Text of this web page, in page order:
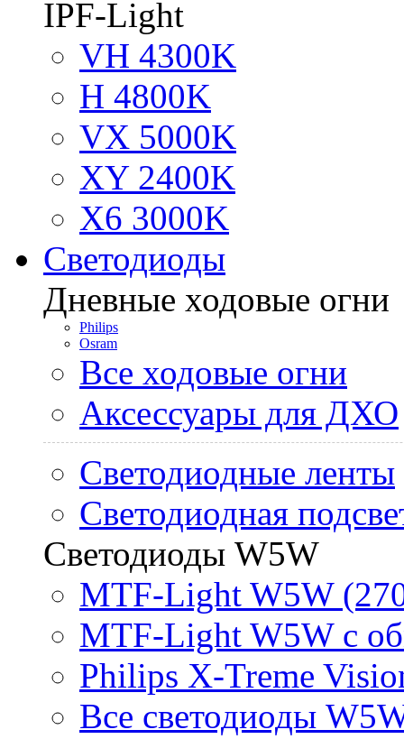
IPF-Light
VH 4300K
H 4800K
VX 5000K
XY 2400K
X6 3000K
Светодиоды
Дневные ходовые огни
Philips
Osram
Все ходовые огни
Аксессуары для ДХО
Светодиодные ленты
Светодиодная
Светодиоды W5W
MTF-Light W5W
MTF-Light W5W с
Philips X-Treme
Все светодиоды